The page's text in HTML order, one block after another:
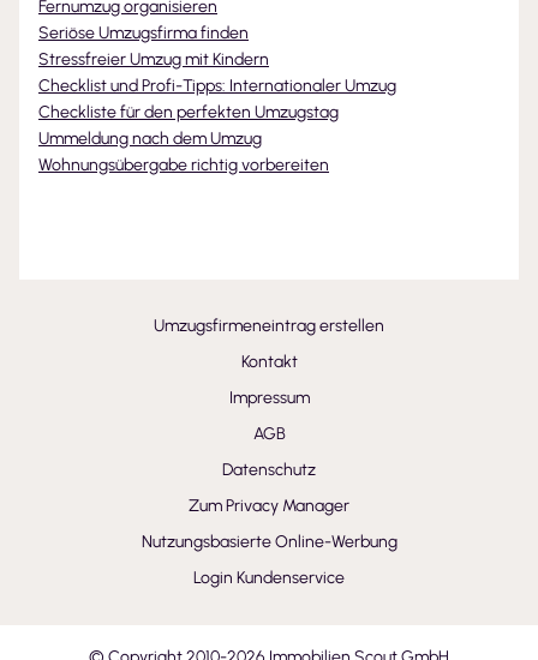
Fernumzug organisieren
Seriöse Umzugsfirma finden
Stressfreier Umzug mit Kindern
Checklist und Profi-Tipps: Internationaler Umzug
Checkliste für den perfekten Umzugstag
Ummeldung nach dem Umzug
Wohnungsübergabe richtig vorbereiten
Umzugsfirmeneintrag erstellen
Kontakt
Impressum
AGB
Datenschutz
Zum Privacy Manager
Nutzungsbasierte Online-Werbung
Login Kundenservice